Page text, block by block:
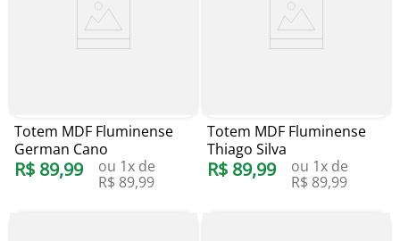
Totem MDF Fluminense
German Cano
R$ 89,99 ou 1x de
R$ 89,99
Totem MDF Fluminense
Thiago Silva
R$ 89,99 ou 1x de
R$ 89,99